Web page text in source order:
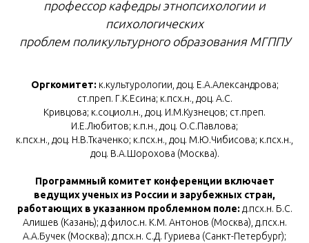
профессор кафедры этнопсихологии и
психологических
проблем поликультурного образования МГППУ
Оргкомитет: к.культурологии, доц. Е.А.Александрова;
ст.преп. Г.К.Есина; к.псх.н., доц. А.С.
Кривцова; к.социол.н., доц. И.М.Кузнецов; ст.преп.
И.Е.Любитов; к.п.н., доц. О.С.Павлова;
к.псх.н., доц. Н.В.Ткаченко; к.псх.н., доц. М.Ю.Чибисова; к.псх.н.,
доц. В.А.Шорохова (Москва).
Программный комитет конференции включает
ведущих ученых из России и зарубежных стран,
работающих в указанном проблемном поле: д.псх.н. Б.С.
Алишев (Казань); д.филос.н. К.М. Антонов (Москва), д.псх.н.
А.А.Бучек (Москва); д.псх.н. С.Д. Гуриева (Санкт-Петербург);